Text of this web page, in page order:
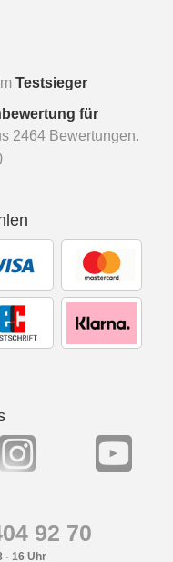
Testsieger
für
2464 Bewertungen.
92 70
- 16 Uhr